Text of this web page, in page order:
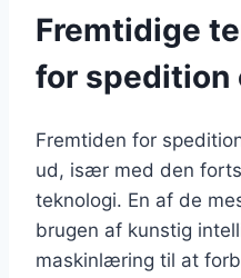
Fremtidige
for spedition
Fremtiden for
ud, især med den
teknologi. En af de
brugen af kunstig
maskinlæring til at